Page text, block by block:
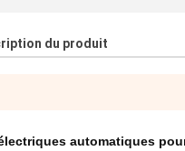
du produit
automatiques